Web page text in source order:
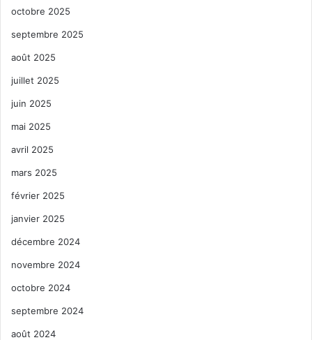
octobre 2025
septembre 2025
août 2025
juillet 2025
juin 2025
mai 2025
avril 2025
mars 2025
février 2025
janvier 2025
décembre 2024
novembre 2024
octobre 2024
septembre 2024
août 2024